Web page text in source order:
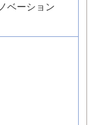
ベーション